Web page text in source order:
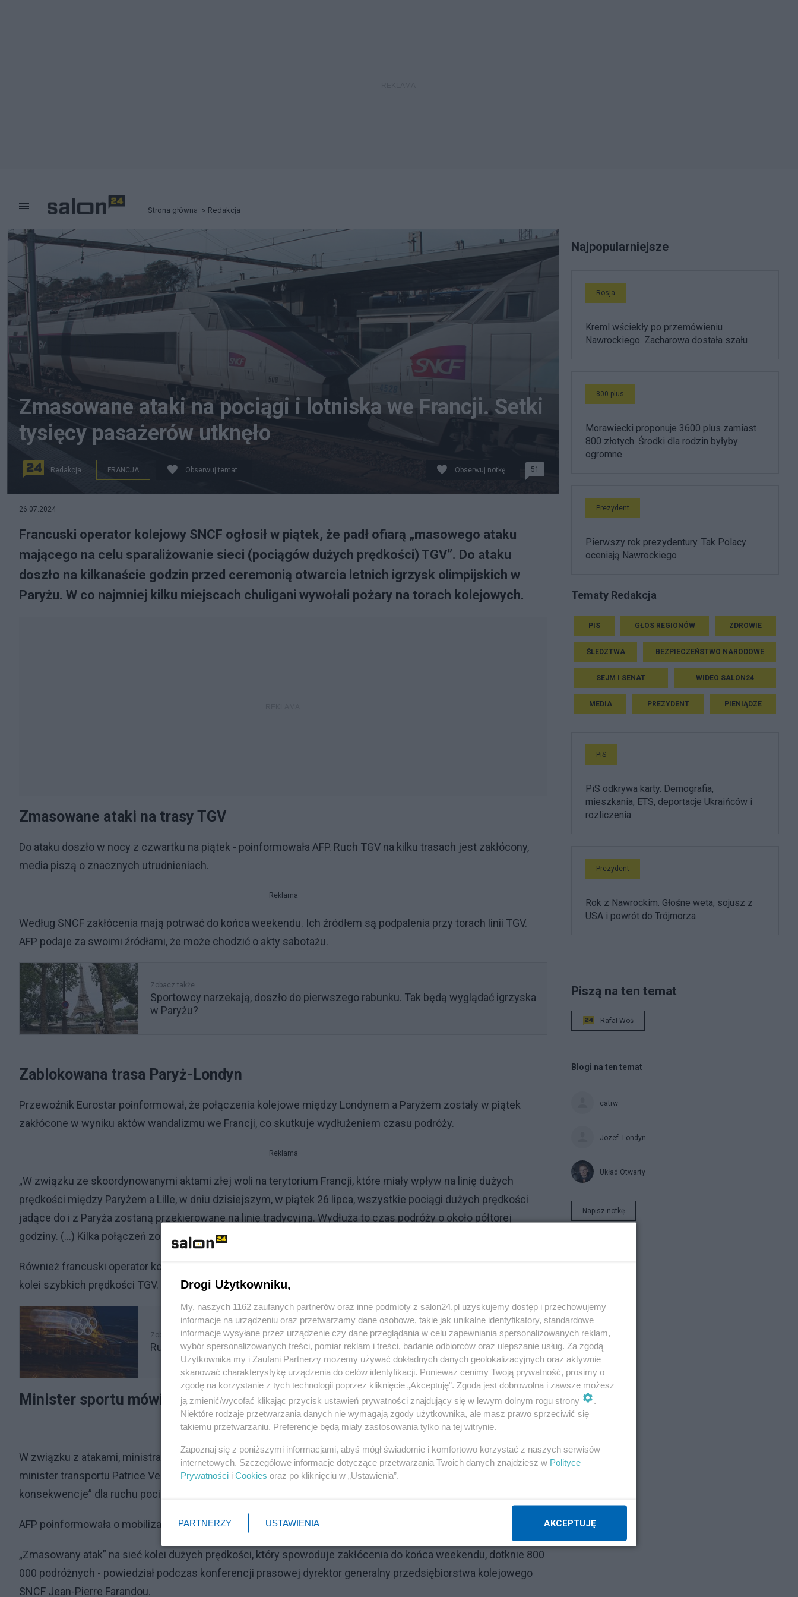
Strona główna Redakcja
Zmasowane ataki na pociągi i lotniska we Francji. Setki
tysięcy pasażerów utknęło
Redakcja FRANCJA Obserwuj temat Obserwuj notkę 51
26.07.2024
Francuski operator kolejowy SNCF ogłosił w piątek, że padł ofiarą „masowego ataku
mającego na celu sparaliżowanie sieci (pociągów dużych prędkości) TGV”. Do ataku
doszło na kilkanaście godzin przed ceremonią otwarcia letnich igrzysk olimpijskich w
Paryżu. W co najmniej kilku miejscach chuligani wywołali pożary na torach kolejowych.
Zmasowane ataki na trasy TGV
Do ataku doszło w nocy z czwartku na piątek - poinformowała AFP. Ruch TGV na kilku trasach jest zakłócony,
media piszą o znacznych utrudnieniach.
Reklama
Według SNCF zakłócenia mają potrwać do końca weekendu. Ich źródłem są podpalenia przy torach linii TGV.
AFP podaje za swoimi źródłami, że może chodzić o akty sabotażu.
Zobacz także
Sportowcy narzekają, doszło do pierwszego rabunku. Tak będą wyglądać igrzyska
w Paryżu?
Zablokowana trasa Paryż-Londyn
Przewoźnik Eurostar poinformował, że połączenia kolejowe między Londynem a Paryżem zostały w piątek
zakłócone w wyniku aktów wandalizmu we Francji, co skutkuje wydłużeniem czasu podróży.
Reklama
„W związku ze skoordynowanymi aktami złej woli na terytorium Francji, które miały wpływ na linię dużych
prędkości między Paryżem a Lille, w dniu dzisiejszym, w piątek 26 lipca, wszystkie pociągi dużych prędkości
jadące do i z Paryża zostaną przekierowane na linię tradycyjną. Wydłuża to czas podróży o około półtorej
godziny. (...) Kilka połączeń zostało odwołanych” – oznajmił Eurostar w oświadczeniu.
Również francuski operator kolejowy SNCF poinformował, że utrudnienia w kraju dotknęły 800 tys. pasażerów
kolei szybkich prędkości TGV.
Zobacz także
Rusza olimpiada w Paryżu. Niesamowity skandal już na starcie
Minister sportu mówi o "sabotowaniu igrzysk"
Reklama
W związku z atakami, ministra sportu Amelie Oudea-Castera potępiła osoby chcące "sabotować igrzyska", a
minister transportu Patrice Vergriete podkreślił, że ten „skandaliczny czyn przestępczy” ma „bardzo poważne
konsekwencje” dla ruchu pociągów w kraju.
AFP poinformowała o mobilizacji służb wywiadowczych.
„Zmasowany atak” na sieć kolei dużych prędkości, który spowoduje zakłócenia do końca weekendu, dotknie 800
000 podróżnych - powiedział podczas konferencji prasowej dyrektor generalny przedsiębiorstwa kolejowego
SNCF Jean-Pierre Farandou.
Najpopularniejsze
Rosja
Kreml wściekły po przemówieniu
Nawrockiego. Zacharowa dostała szału
800 plus
Morawiecki proponuje 3600 plus zamiast
800 złotych. Środki dla rodzin byłyby
ogromne
Prezydent
Pierwszy rok prezydentury. Tak Polacy
oceniają Nawrockiego
Tematy Redakcja
PIS GŁOS REGIONÓW ZDROWIE
ŚLEDZTWA BEZPIECZEŃSTWO NARODOWE
SEJM I SENAT WIDEO SALON24
MEDIA PREZYDENT PIENIĄDZE
PiS
PiS odkrywa karty. Demografia,
mieszkania, ETS, deportacje Ukraińców i
rozliczenia
Prezydent
Rok z Nawrockim. Głośne weta, sojusz z
USA i powrót do Trójmorza
Piszą na ten temat
Rafał Woś
Blogi na ten temat
catrw
Jozef- Londyn
Układ Otwarty
Napisz notkę
Drogi Użytkowniku,
My, naszych 1162 zaufanych partnerów oraz inne podmioty z salon24.pl uzyskujemy dostęp i przechowujemy
informacje na urządzeniu oraz przetwarzamy dane osobowe, takie jak unikalne identyfikatory, standardowe
informacje wysyłane przez urządzenie czy dane przeglądania w celu zapewniania spersonalizowanych reklam,
wybór spersonalizowanych treści, pomiar reklam i treści, badanie odbiorców oraz ulepszanie usług. Za zgodą
Użytkownika my i Zaufani Partnerzy możemy używać dokładnych danych geolokalizacyjnych oraz aktywnie
skanować charakterystykę urządzenia do celów identyfikacji. Ponieważ cenimy Twoją prywatność, prosimy o
zgodę na korzystanie z tych technologii poprzez kliknięcie „Akceptuję”. Zgoda jest dobrowolna i zawsze możesz
ją zmienić/wycofać klikając przycisk ustawień prywatności znajdujący się w lewym dolnym rogu strony
.
Niektóre rodzaje przetwarzania danych nie wymagają zgody użytkownika, ale masz prawo sprzeciwić się
takiemu przetwarzaniu. Preferencje będą miały zastosowania tylko na tej witrynie.
Zapoznaj się z poniższymi informacjami, abyś mógł świadomie i komfortowo korzystać z naszych serwisów
internetowych. Szczegółowe informacje dotyczące przetwarzania Twoich danych znajdziesz w Polityce
Prywatności i Cookies oraz po kliknięciu w „Ustawienia”.
PARTNERZY USTAWIENIA AKCEPTUJĘ